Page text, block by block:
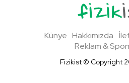
Künye Hakkımızda
Reklam &
Fizikist © Copyright